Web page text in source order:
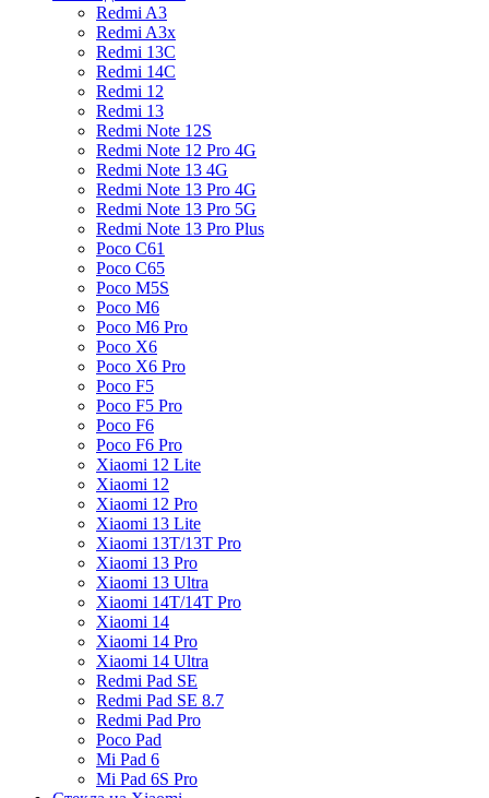
Redmi A3
Redmi A3x
Redmi 13C
Redmi 14C
Redmi 12
Redmi 13
Redmi Note 12S
Redmi Note 12 Pro 4G
Redmi Note 13 4G
Redmi Note 13 Pro 4G
Redmi Note 13 Pro 5G
Redmi Note 13 Pro Plus
Poco C61
Poco C65
Poco M5S
Poco M6
Poco M6 Pro
Poco X6
Poco X6 Pro
Poco F5
Poco F5 Pro
Poco F6
Poco F6 Pro
Xiaomi 12 Lite
Xiaomi 12
Xiaomi 12 Pro
Xiaomi 13 Lite
Xiaomi 13T/13T Pro
Xiaomi 13 Pro
Xiaomi 13 Ultra
Xiaomi 14T/14T Pro
Xiaomi 14
Xiaomi 14 Pro
Xiaomi 14 Ultra
Redmi Pad SE
Redmi Pad SE 8.7
Redmi Pad Pro
Poco Pad
Mi Pad 6
Mi Pad 6S Pro